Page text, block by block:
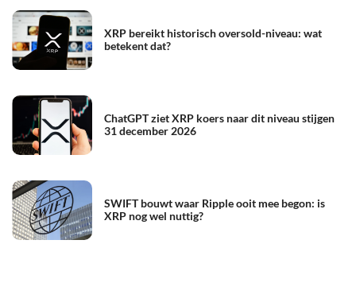
XRP bereikt historisch oversold-niveau: wat
betekent dat?
ChatGPT ziet XRP koers naar dit niveau stijgen
31 december 2026
SWIFT bouwt waar Ripple ooit mee begon: is
XRP nog wel nuttig?